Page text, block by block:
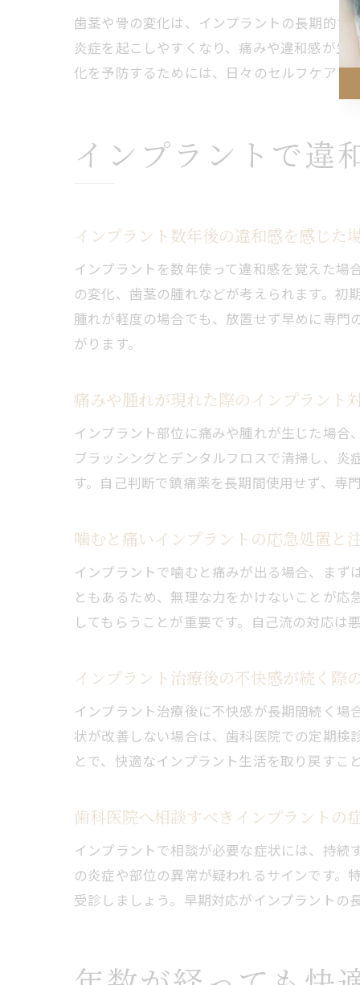
歯茎や骨の変化は、インプラントの長期的な
炎症を起こしやすくなり、痛みや違和感が生
化を予防するためには、日々のセルフケアと
インプラントで違
インプラント数年後の違和感を感じた
インプラントを数年使って違和感を覚えた
の変化、歯茎の腫れなどが考えられます。初
腫れが軽度の場合でも、放置せず早めに専
がります。
痛みや腫れが現れた際のインプラント
インプラント部位に痛みや腫れが生じた場
ブラッシングとデンタルフロスで清掃し、
す。自己判断で鎮痛薬を長期間使用せず、専
噛むと痛いインプラントの応急処置と
インプラントで噛むと痛みが出る場合、ま
ともあるため、無理な力をかけないことが
してもらうことが重要です。自己流の対応は
インプラント治療後の不快感が続く際
インプラント治療後に不快感が長期間続く
状が改善しない場合は、歯科医院での定期検
とで、快適なインプラント生活を取り戻すこ
歯科医院へ相談すべきインプラントの
インプラントで相談が必要な症状には、持
の炎症や部位の異常が疑われるサインです。
受診しましょう。早期対応がインプラントの